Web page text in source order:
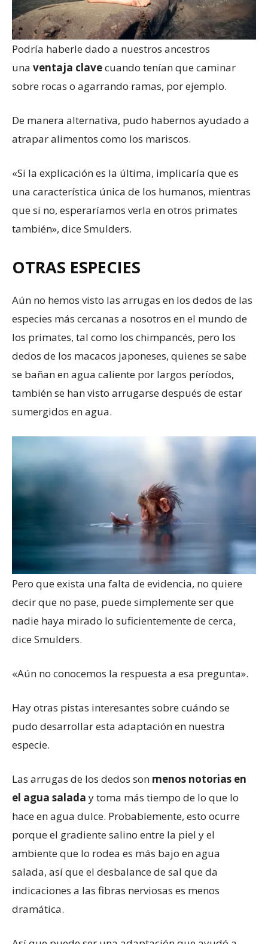
Podría haberle dado a nuestros ancestros
una ventaja clavecuando tenían que caminar
sobre rocas o agarrando ramas, por ejemplo.
De manera alternativa, pudo habernos ayudado a
atrapar alimentos como los mariscos.
«Si la explicación es la última, implicaría que es
una característica única de los humanos, mientras
que si no, esperaríamos verla en otros primates
también», dice Smulders.
OTRAS ESPECIES
Aún no hemos visto las arrugas en los dedos de las
especies más cercanas a nosotros en el mundo de
los primates, tal como los chimpancés, pero los
dedos de los macacos japoneses, quienes se sabe
se bañan en agua caliente por largos períodos,
también se han visto arrugarse después de estar
sumergidos en agua.
Pero que exista una falta de evidencia, no quiere
decir que no pase, puede simplemente ser que
nadie haya mirado lo suficientemente de cerca,
dice Smulders.
«Aún no conocemos la respuesta a esa pregunta».
Hay otras pistas interesantes sobre cuándo se
pudo desarrollar esta adaptación en nuestra
especie.
Las arrugas de los dedos son menos notorias en
el agua salada y toma más tiempo de lo que lo
hace en agua dulce. Probablemente, esto ocurre
porque el gradiente salino entre la piel y el
ambiente que lo rodea es más bajo en agua
salada, así que el desbalance de sal que da
indicaciones a las fibras nerviosas es menos
dramática.